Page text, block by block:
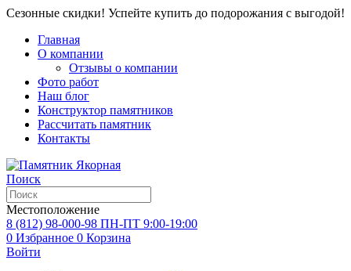
Сезонные скидки! Успейте купить до подорожания с выгодой!
Главная
О компании
Отзывы о компании
Фото работ
Наш блог
Конструктор памятников
Рассчитать памятник
Контакты
Поиск
Местоположение
8 (812) 98-000-98 ПН-ПТ 9:00-19:00
0 Избранное 0 Корзина
Войти